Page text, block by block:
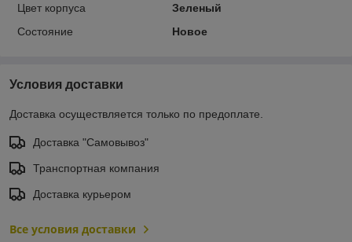
Цвет корпуса
Зеленый
Состояние
Новое
Условия доставки
Доставка осуществляется только по предоплате.
Доставка "Самовывоз"
Транспортная компания
Доставка курьером
Все условия доставки